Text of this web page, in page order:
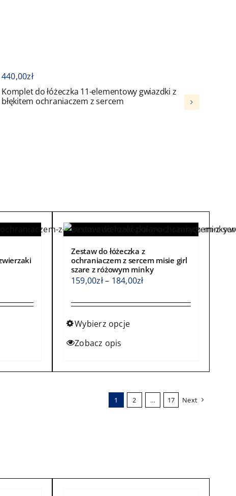
440,00zł
Komplet do łóżeczka 11-elementowy gwiazdki z
błękitem ochraniaczem z sercem
Zestaw do łóżeczka z
ochraniaczem z sercem misie girl
szare z różowym minky
159,00zł– 184,00złZakres
od
Wybierz opcje
Ten
wariantów.
produktu
Zobacz opis
1 2 … 17 Next